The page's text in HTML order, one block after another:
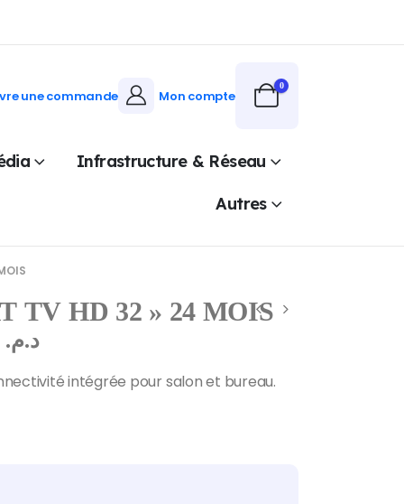
une commande Mon compte
0
Infrastructure & Réseau
Autres
TV HD 32 » 24 MOIS
د.م.
intégrée pour salon et bureau.